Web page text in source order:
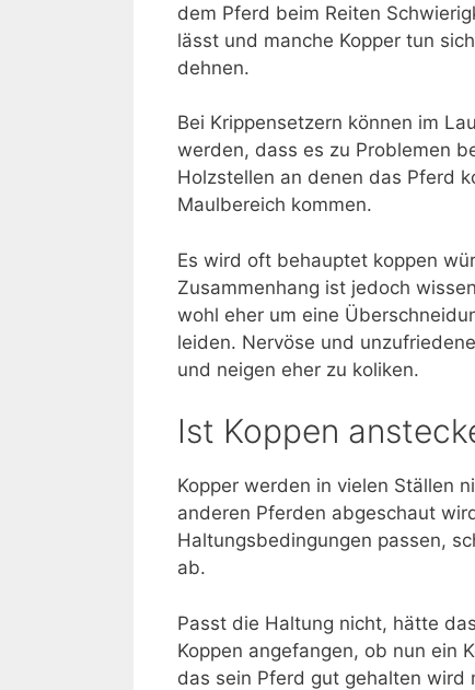
dem Pferd beim Reiten
lässt und manche Kopper tun
dehnen.
Bei Krippensetzern können im
werden, dass es zu Problemen
Holzstellen an denen das Pferd
Maulbereich kommen.
Es wird oft behauptet koppen
Zusammenhang ist jedoch
wohl eher um eine
leiden. Nervöse und
und neigen eher zu koliken.
Ist Koppen
Kopper werden in vielen Ställen
anderen Pferden abgeschaut
Haltungsbedingungen passen,
ab.
Passt die Haltung nicht, hätte
Koppen angefangen, ob nun ein
das sein Pferd gut gehalten wird